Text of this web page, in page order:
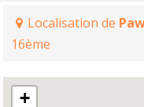
Localisation de
16ème
+